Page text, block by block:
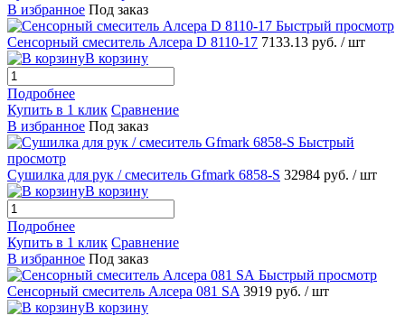
В избранное Под заказ
Быстрый просмотр
Сенсорный смеситель Алсера D 8110-17 7133.13 руб. / шт
В корзину
Подробнее
Купить в 1 клик Сравнение
В избранное Под заказ
Быстрый
просмотр
Сушилка для рук / смеситель Gfmark 6858-S 32984 руб. / шт
В корзину
Подробнее
Купить в 1 клик Сравнение
В избранное Под заказ
Быстрый просмотр
Сенсорный смеситель Алсера 081 SA 3919 руб. / шт
В корзину